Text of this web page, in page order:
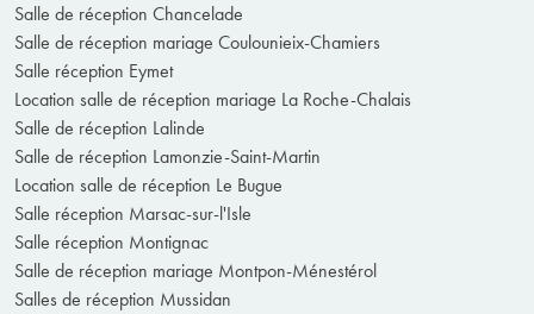
Salle de réception Chancelade
Salle de réception mariage Coulounieix-Chamiers
Salle réception Eymet
Location salle de réception mariage La Roche-Chalais
Salle de réception Lalinde
Salle de réception Lamonzie-Saint-Martin
Location salle de réception Le Bugue
Salle réception Marsac-sur-l'Isle
Salle réception Montignac
Salle de réception mariage Montpon-Ménestérol
Salles de réception Mussidan